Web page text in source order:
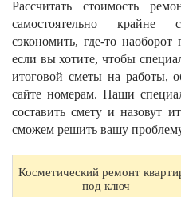
Рассчитать стоимость
самостоятельно крайне
сэкономить, где-то
если вы хотите, чтобы
итоговой сметы на работы,
сайте номерам. Наши
составить смету и назовут
сможем решить вашу
Косметический ремонт
под ключ